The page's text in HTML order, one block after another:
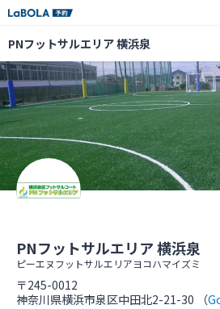
PNフットサルエリア 横浜泉
PNフットサルエリア 横浜泉
ピーエヌフットサルエリアヨコハマイズミ
〒245-0012
神奈川県横浜市泉区中田北2-21-30 （